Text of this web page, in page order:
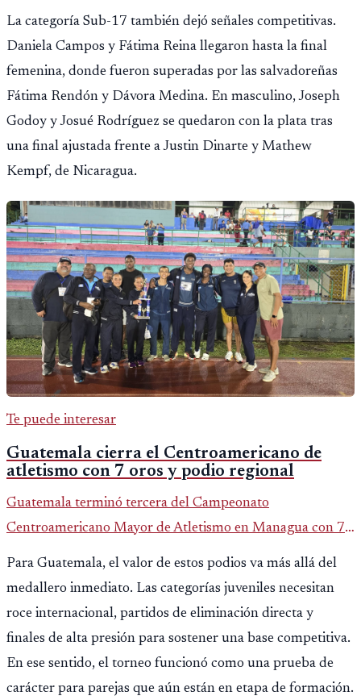
La categoría Sub-17 también dejó señales competitivas.
Daniela Campos y Fátima Reina llegaron hasta la final
femenina, donde fueron superadas por las salvadoreñas
Fátima Rendón y Dávora Medina. En masculino, Joseph
Godoy y Josué Rodríguez se quedaron con la plata tras
una final ajustada frente a Justin Dinarte y Mathew
Kempf, de Nicaragua.
Te puede interesar
Guatemala cierra el Centroamericano de
atletismo con 7 oros y podio regional
Guatemala terminó tercera del Campeonato
Centroamericano Mayor de Atletismo en Managua con 7
oros, 5 platas y 2 bronces, según la publicación oficial de
CDAG.
Para Guatemala, el valor de estos podios va más allá del
medallero inmediato. Las categorías juveniles necesitan
roce internacional, partidos de eliminación directa y
finales de alta presión para sostener una base competitiva.
En ese sentido, el torneo funcionó como una prueba de
carácter para parejas que aún están en etapa de formación.